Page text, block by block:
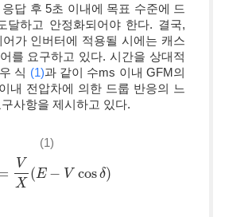
답 후 5초 이내에 목표 수준에 드
달하고 안정화되어야 한다. 결국,
가 인버터에 적용될 시에는 캐스
를 요구하고 있다. 시간을 상대적
식 (1)과 같이 수ms 이내 GFM의
내 전압차에 의한 드룹 반응의 느
사항을 제시하고 있다.
(1)
V
X
(E − V cosδ)
X(E−Vcos δ)